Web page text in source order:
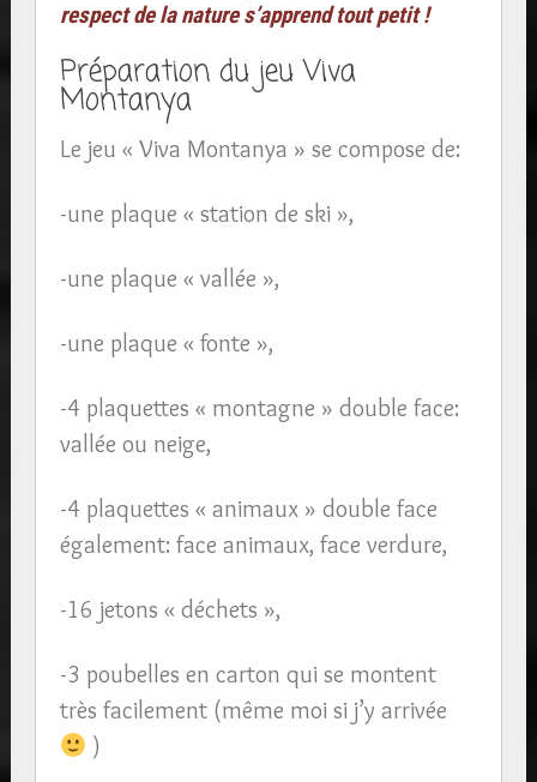
respect de la nature s’apprend tout petit !
Préparation du jeu Viva
Montanya
Le jeu « Viva Montanya » se compose de:
-une plaque « station de ski »,
-une plaque « vallée »,
-une plaque « fonte »,
-4 plaquettes « montagne » double face:
vallée ou neige,
-4 plaquettes « animaux » double face
également: face animaux, face verdure,
-16 jetons « déchets »,
-3 poubelles en carton qui se montent
très facilement (même moi si j’y arrivée
)